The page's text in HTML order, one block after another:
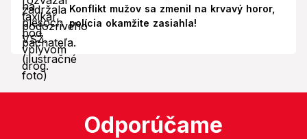
Konflikt mužov sa zmenil na krvavý horor,
polícia okamžite zasiahla!
Odporúčame